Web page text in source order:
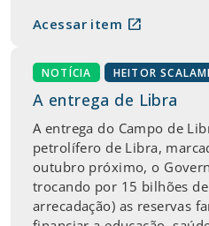
Acessar item open_in_new
NOTÍCIA HEITOR
A entrega de Libra
A entrega do Campo de
petrolífero de Libra,
outubro próximo, o
trocando por 15 bilhões
arrecadação) as reservas